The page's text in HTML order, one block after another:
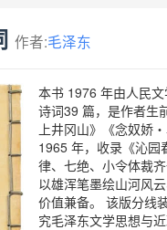
作者:毛泽东
本书 1976 年由人民
诗词39 篇，是作者生
上井冈山》《念奴娇
1965 年，收录《沁园
律、七绝、小令体裁
以雄浑笔墨绘山河风
价值兼备。 该版分线
究毛泽东文学思想与